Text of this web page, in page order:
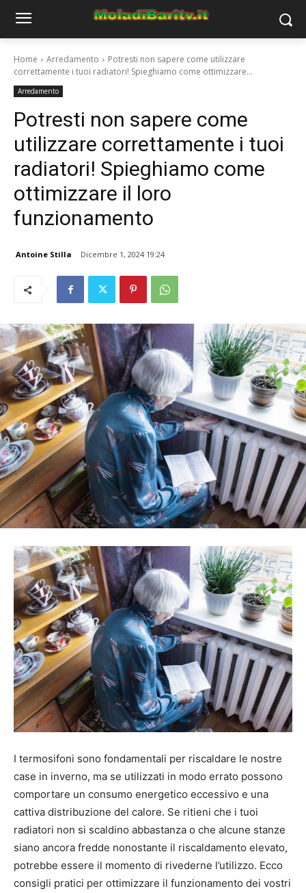
Home Arredamento
Potresti non sapere come utilizzare
correttamente i tuoi radiatori! Spieghiamo come ottimizzare...
Arredamento
Potresti non sapere come
utilizzare correttamente i tuoi
radiatori! Spieghiamo come
ottimizzare il loro
funzionamento
Antoine Stilla Dicembre 1, 2024 19:24
I termosifoni sono fondamentali per riscaldare le nostre
case in inverno, ma se utilizzati in modo errato possono
comportare un consumo energetico eccessivo e una
cattiva distribuzione del calore. Se ritieni che i tuoi
radiatori non si scaldino abbastanza o che alcune stanze
siano ancora fredde nonostante il riscaldamento elevato,
potrebbe essere il momento di rivederne l’utilizzo. Ecco
consigli pratici per ottimizzare il funzionamento dei vostri